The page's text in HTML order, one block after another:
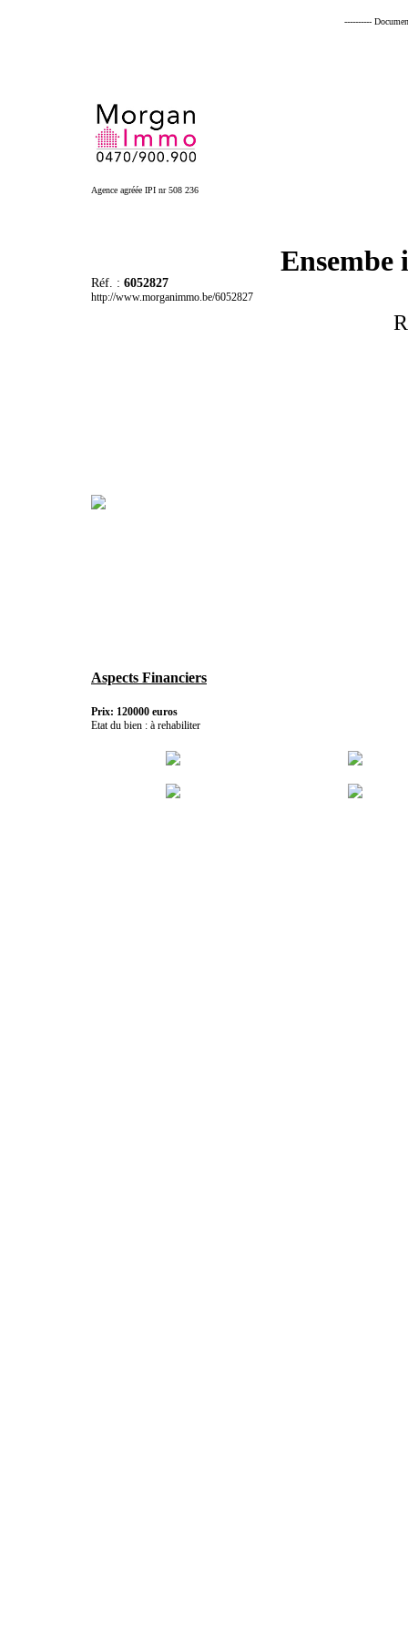
----------
Agence agréée IPI nr 508 236
Réf. : 6052827
http://www.morganimmo.be/6052827
Aspects Financiers
Prix: 120000 euros
Etat du bien : à rehabiliter